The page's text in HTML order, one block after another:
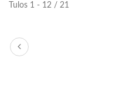
Tulos 1 - 12 / 21